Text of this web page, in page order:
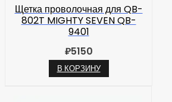
Щетка проволочная для QB-
802T MIGHTY SEVEN QB-
9401
₽5150
В КОРЗИНУ